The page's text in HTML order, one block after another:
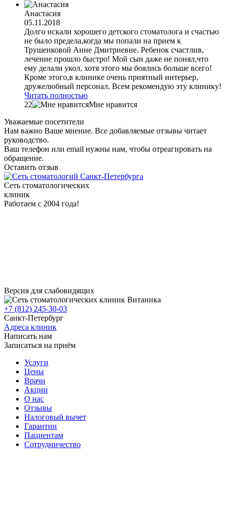
Анастасия
05.11.2018
Долго искали хорошего детского стоматолога и счастью
не было предела,когда мы попали на прием к
Трушенковой Анне Дмитриевне. Ребенок счастлив,
лечение прошло быстро! Мой сын даже не понял,что
ему делали укол, хотя этого мы боялись больше всего!
Кроме этого,в клинике очень приятный интерьер,
дружелюбный персонал. Всем рекомендую эту клинику!
Читать полностью
22
Мне нравится
Уважаемые посетители
Нам важно Ваше мнение. Все добавляемые отзывы читает
руководство.
Ваш телефон или email нужны нам, чтобы отреагировать на
обращение.
Оставить отзыв
Сеть стоматологических
клиник
Работаем с 2004 года!
Версия для слабовидящих
+7 (812) 245-30-03
Санкт-Петербург
Адреса клиник
Написать нам
Записаться на приём
Услуги
Цены
Врачи
Акции
О нас
Отзывы
Налоговый вычет
Гарантии
Пациентам
Сотрудничество